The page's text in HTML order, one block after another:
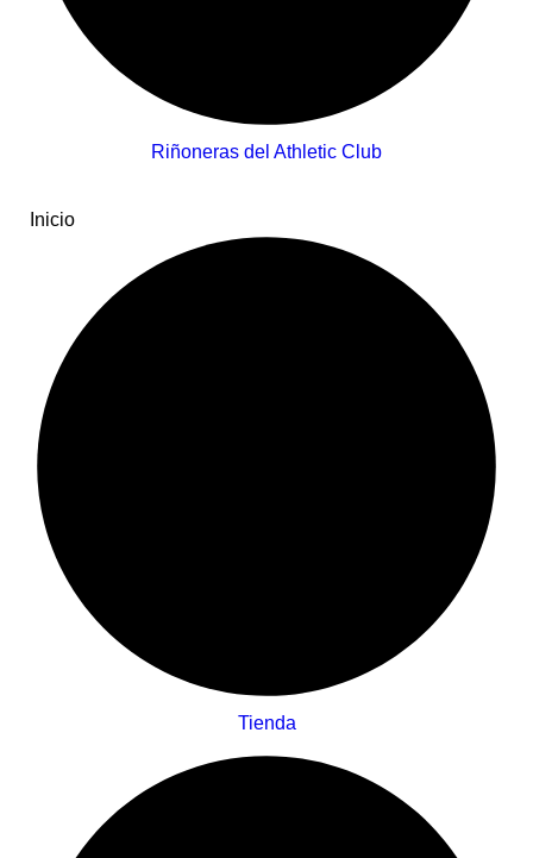
Riñoneras del Athletic Club
Inicio
Tienda